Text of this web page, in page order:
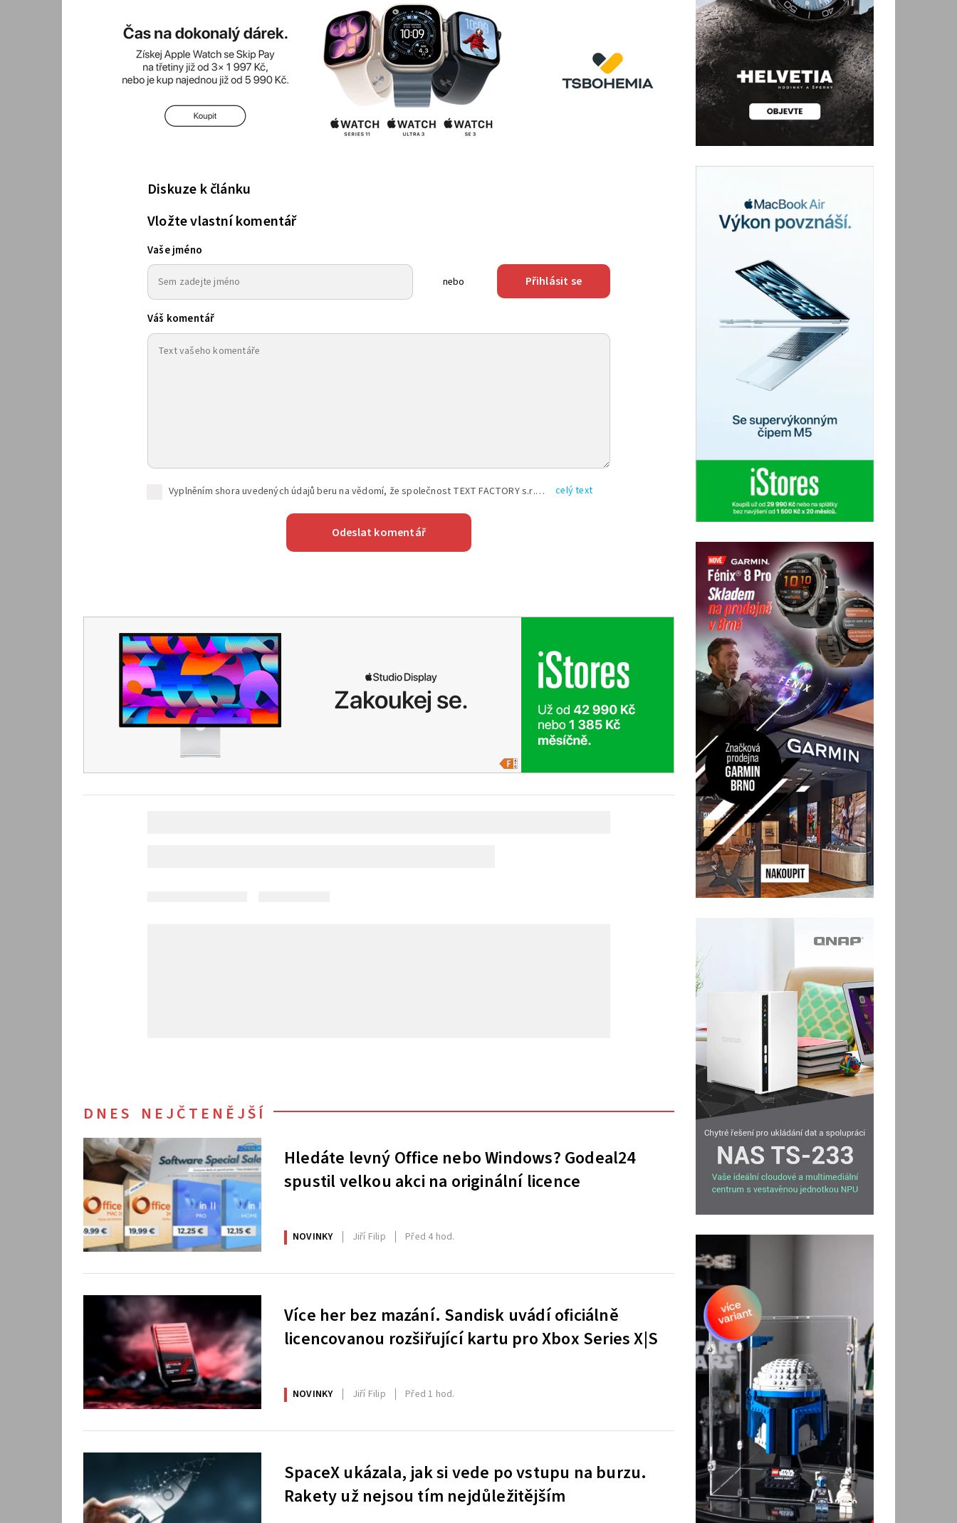
Diskuze k článku
Vložte vlastní komentář
Vaše jméno
nebo Přihlásit se
Váš komentář
Vyplněním shora uvedených údajů beru na vědomí, že společnost TEXT FACTORY s.r.o., sídlem Brno, Durďákova 336/29, Černá Pole, PSČ: 613 00, IČ: 06157831, zapsané u Krajského soudu v Brně, oddíl C, vložka 100399, bude zpracovávat mé osobní údaje uvedené v rámci mnou vyplněného registračního formuláře na základě oprávněných zájmů TEXT FACTORY s.r.o. dle čl. 6 odst. 1 písm. f) GDPR a pro splnění právních povinností (čl. 6 odst. 1 písm. c) GDPR), a to pro tyto účely: nezbytnost zajistit oprávnění návštěvníka webových stránek provozovaných společností TEXT FACTORY s.r.o. přispívat aktivně ke zveřejněným článkům nebo v rámci diskusních fór a výkon práv TEXT FACTORY s.r.o. jako administrátora těchto diskusních fór. Více informací o zpracování osobních údajů a právech lze nalézt v celý text
DNES NEJČTENĚJŠÍ
Hledáte levný Office nebo Windows? Godeal24
spustil velkou akci na originální licence
NOVINKY Jiří Filip Před 4 hod.
Více her bez mazání. Sandisk uvádí oficiálně
licencovanou rozšiřující kartu pro Xbox Series X|S
NOVINKY Jiří Filip Před 1 hod.
SpaceX ukázala, jak si vede po vstupu na burzu.
Rakety už nejsou tím nejdůležitějším